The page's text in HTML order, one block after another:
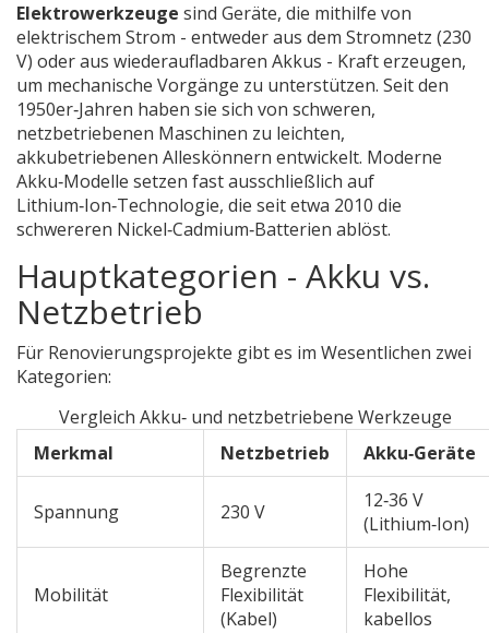
Elektrowerkzeuge sind Geräte, die mithilfe von
elektrischem Strom - entweder aus dem Stromnetz (230
V) oder aus wiederaufladbaren Akkus - Kraft erzeugen,
um mechanische Vorgänge zu unterstützen. Seit den
1950er‑Jahren haben sie sich von schweren,
netzbetriebenen Maschinen zu leichten,
akkubetriebenen Alleskönnern entwickelt. Moderne
Akku‑Modelle setzen fast ausschließlich auf
Lithium‑Ion‑Technologie, die seit etwa 2010 die
schwereren Nickel‑Cadmium‑Batterien ablöst.
Hauptkategorien - Akku vs.
Netzbetrieb
Für Renovierungsprojekte gibt es im Wesentlichen zwei
Kategorien:
Vergleich Akku‑ und netzbetriebene Werkzeuge
Merkmal
Netzbetrieb Akku‑Geräte
Spannung 230 V
12‑36 V
(Lithium‑Ion)
Mobilität
Begrenzte
Flexibilität
(Kabel)
Hohe
Flexibilität,
kabellos